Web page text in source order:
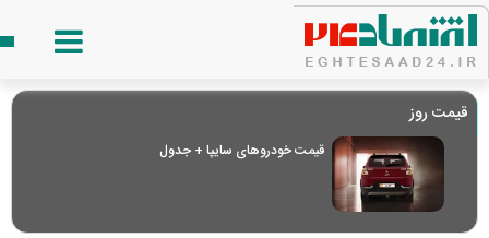
قیمت روز
قیمت خودرو‌های سایپا + جدول